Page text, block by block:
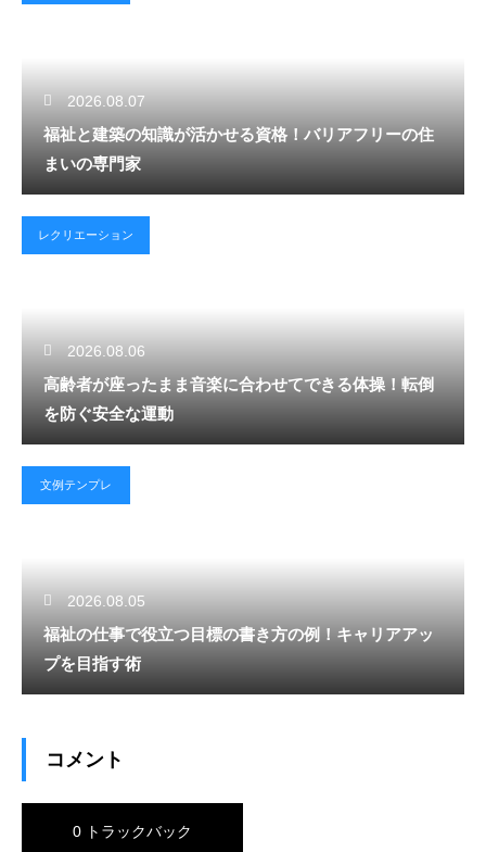
2026.08.07
福祉と建築の知識が活かせる資格！バリアフリーの住
まいの専門家
レクリエーション
2026.08.06
高齢者が座ったまま音楽に合わせてできる体操！転倒
を防ぐ安全な運動
文例テンプレ
2026.08.05
福祉の仕事で役立つ目標の書き方の例！キャリアアッ
プを目指す術
コメント
0 トラックバック